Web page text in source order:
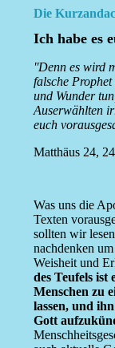
Die
Ich habe es
''Denn es wird
falsche
und Wunder
Auserwählten
euch
Matthäus 24,
Was uns die
Texten
sollten wir
nachdenken
Weisheit und
des Teufels ist
Menschen zu
lassen, und
Gott